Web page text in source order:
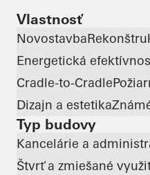
Vlastnosť
Novostavba
Energetická
Cradle-to-Cradle
Dizajn a estetika
Typ budovy
Kancelárie a
Štvrť a zmiešané